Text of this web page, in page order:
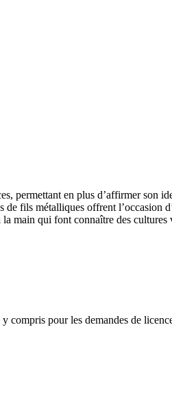
permettant en plus d’affirmer son
fils métalliques offrent l’occasion
la main qui font connaître des
compris pour les demandes de